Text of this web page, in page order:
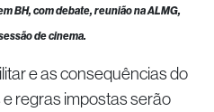
BH, com debate, reunião na ALMG,
de cinema.
e as consequências do
regras impostas serão